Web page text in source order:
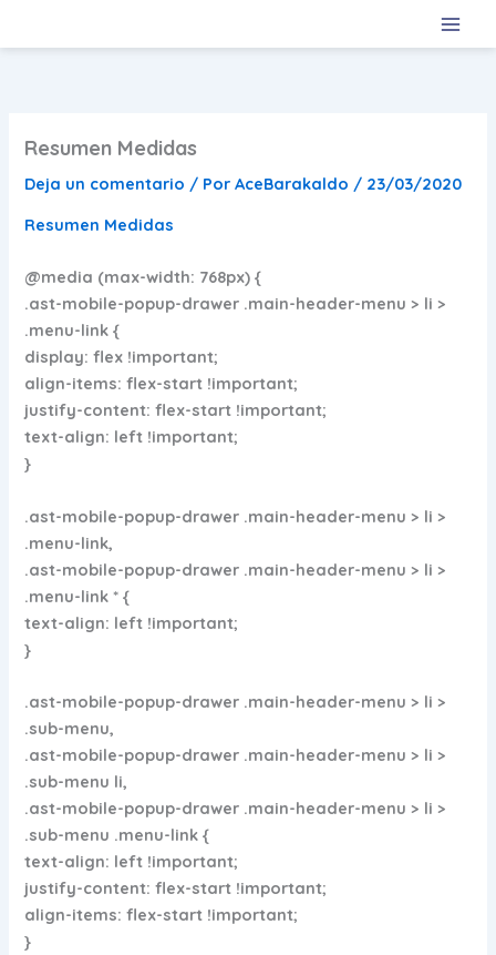
Resumen Medidas
Deja un comentario / PorAceBarakaldo / 23/03/2020
Resumen Medidas
@media (max-width: 768px) {
.ast-mobile-popup-drawer .main-header-menu > li >
.menu-link {
display: flex !important;
align-items: flex-start !important;
justify-content: flex-start !important;
text-align: left !important;
}
.ast-mobile-popup-drawer .main-header-menu > li >
.menu-link,
.ast-mobile-popup-drawer .main-header-menu > li >
.menu-link * {
text-align: left !important;
}
.ast-mobile-popup-drawer .main-header-menu > li >
.sub-menu,
.ast-mobile-popup-drawer .main-header-menu > li >
.sub-menu li,
.ast-mobile-popup-drawer .main-header-menu > li >
.sub-menu .menu-link {
text-align: left !important;
justify-content: flex-start !important;
align-items: flex-start !important;
}